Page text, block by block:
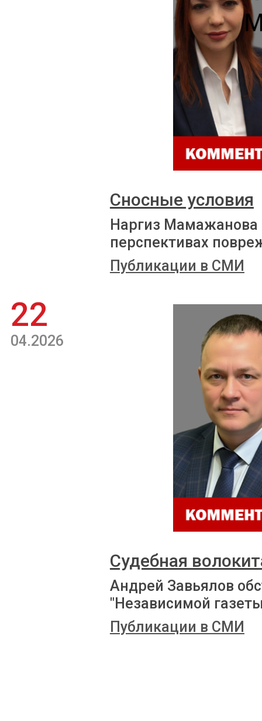
Сносные условия
Наргиз Мамажанова
перспективах
Публикации в СМИ
22
04.2026
Судебная
Андрей Завьялов
"Независимой
Публикации в СМИ